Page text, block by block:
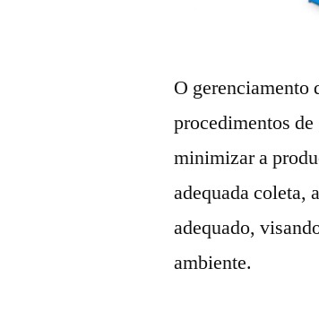
O gerenciamento
procedimentos
minimizar a
adequada coleta,
adequado,
ambiente.